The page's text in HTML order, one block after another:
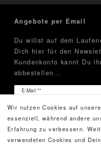
Angebote per Email
Du willst auf dem
Dich hier für den
Kundenkonto kannt Du
abbestellen...
E-Mail **
Newsletter
Hiermit bestätige ich,
gelesen habe. Meine
widerrufen.**
Wir nutzen Cookies auf
essenziell, während andere
Erfahrung zu verbessern.
verwendeten Cookies und